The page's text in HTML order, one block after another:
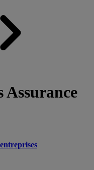
Assurance